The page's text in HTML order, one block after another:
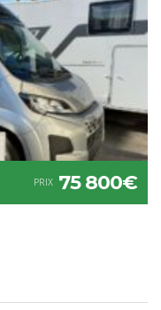
PRIX 75 800€